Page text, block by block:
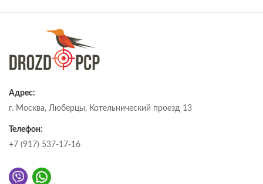
Адрес:
г. Москва, Люберцы, Котельнический проезд 13
Телефон:
+7 (917) 537-17-16